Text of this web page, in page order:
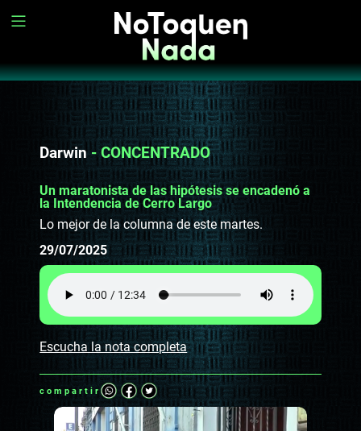
Darwin- CONCENTRADO
Un maratonista de las hipótesis se encadenó a
la Intendencia de Cerro Largo
Lo mejor de la columna de este martes.
29/07/2025
Escucha la nota completa
compartir